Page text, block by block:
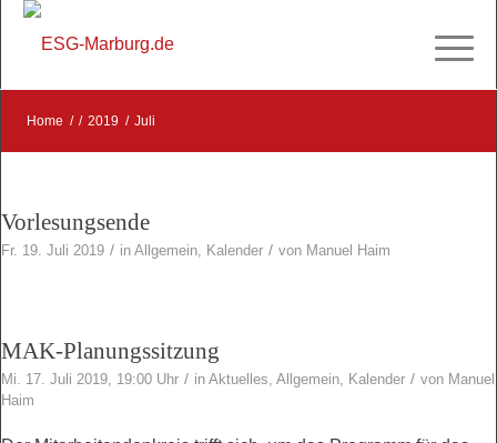
Home / / 2019 / Juli
Vorlesungsende
Fr. 19. Juli 2019 / in Allgemein, Kalender / von Manuel Haim
MAK-Planungssitzung
Mi. 17. Juli 2019, 19:00 Uhr / in Aktuelles, Allgemein, Kalender / von Manuel
Haim